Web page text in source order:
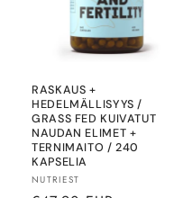
RASKAUS +
HEDELMÄLLISYYS /
GRASS FED KUIVATUT
NAUDAN ELIMET +
TERNIMAITO / 240
KAPSELIA
Säljare:
NUTRIEST